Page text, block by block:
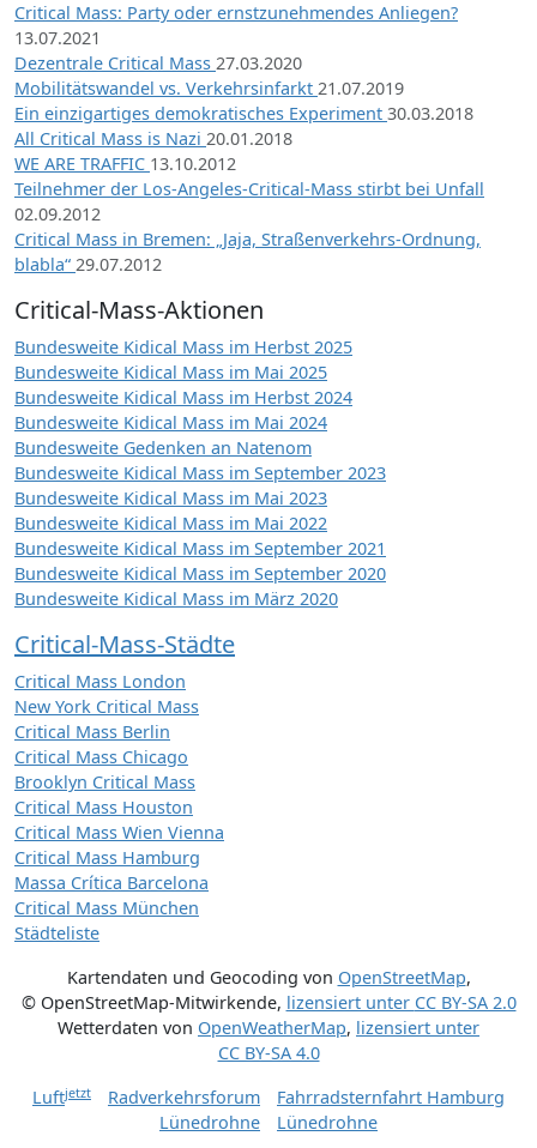
Critical Mass: Party oder ernstzunehmendes Anliegen?
13.07.2021
Dezentrale Critical Mass 27.03.2020
Mobilitätswandel vs. Verkehrsinfarkt 21.07.2019
Ein einzigartiges demokratisches Experiment 30.03.2018
All Critical Mass is Nazi 20.01.2018
WE ARE TRAFFIC 13.10.2012
Teilnehmer der Los-Angeles-Critical-Mass stirbt bei Unfall
02.09.2012
Critical Mass in Bremen: „Jaja, Straßenverkehrs-Ordnung,
blabla“ 29.07.2012
Critical-Mass-Aktionen
Bundesweite Kidical Mass im Herbst 2025
Bundesweite Kidical Mass im Mai 2025
Bundesweite Kidical Mass im Herbst 2024
Bundesweite Kidical Mass im Mai 2024
Bundesweite Gedenken an Natenom
Bundesweite Kidical Mass im September 2023
Bundesweite Kidical Mass im Mai 2023
Bundesweite Kidical Mass im Mai 2022
Bundesweite Kidical Mass im September 2021
Bundesweite Kidical Mass im September 2020
Bundesweite Kidical Mass im März 2020
Critical-Mass-Städte
Critical Mass London
New York Critical Mass
Critical Mass Berlin
Critical Mass Chicago
Brooklyn Critical Mass
Critical Mass Houston
Critical Mass Wien Vienna
Critical Mass Hamburg
Massa Crítica Barcelona
Critical Mass München
Städteliste
Kartendaten und Geocoding von OpenStreetMap,
© OpenStreetMap-Mitwirkende, lizensiert unter CC BY-SA 2.0
Wetterdaten von OpenWeatherMap, lizensiert unter
CC BY-SA 4.0
Luftjetzt Radverkehrsforum
Fahrradsternfahrt Hamburg
Lünedrohne
Lünedrohne